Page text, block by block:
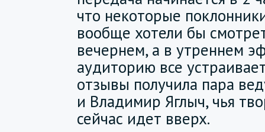
что некоторые
вообще хотели бы
вечернем, а в утреннем
аудиторию все
отзывы получила пара
и Владимир Яглыч, чья
сейчас идет вверх.